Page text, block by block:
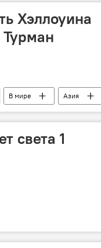
Хэллоуина
В мире
Азия
света 1